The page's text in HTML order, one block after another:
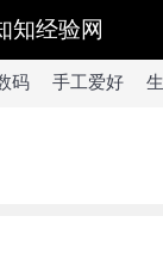
知经验网
码 手工爱好